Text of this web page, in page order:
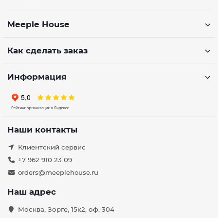
Meeple House
Как сделать заказ
Информация
Наши контакты
Клиентский сервис
+7 962 910 23 09
orders@meeplehouse.ru
Наш адрес
Москва, Зорге, 15к2, оф. 304